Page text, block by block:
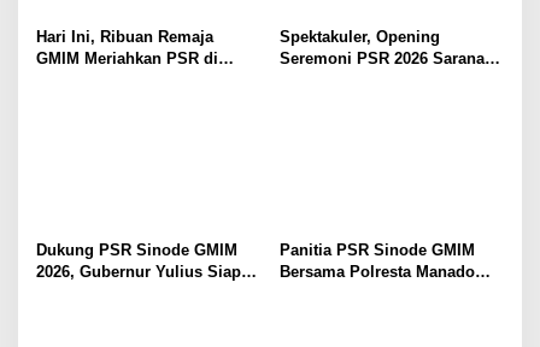
Hari Ini, Ribuan Remaja
GMIM Meriahkan PSR di
Spektakuler, Opening
Seremoni PSR 2026 Sarana
Dukung PSR Sinode GMIM
2026, Gubernur Yulius Siap
Panitia PSR Sinode GMIM
Bersama Polresta Manado